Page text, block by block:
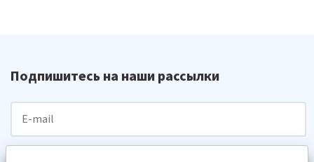
Подпишитесь на наши рассылки